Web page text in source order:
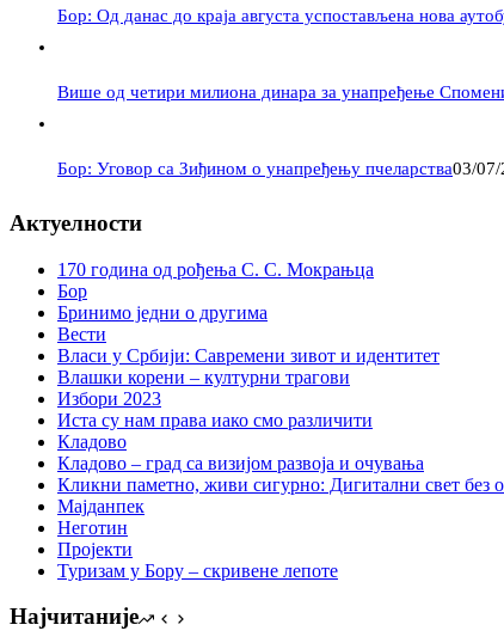
Бор: Од данас до краја августа успостављена нова
Више од четири милиона динара за унапређење
Бор: Уговор са Зиђином о унапређењу пчеларства03/07/
Актуелности
170 година од рођења С. С. Мокрањца
Бор
Бринимо једни о другима
Вести
Власи у Србији: Савремени зивот и идентитет
Влашки корени – културни трагови
Избори 2023
Иста су нам права иако смо различити
Кладово
Кладово – град са визијом развоја и очувања
Кликни паметно, живи сигурно: Дигитални свет без
Мајданпек
Неготин
Пројекти
Туризам у Бору – скривене лепоте
Најчитаније